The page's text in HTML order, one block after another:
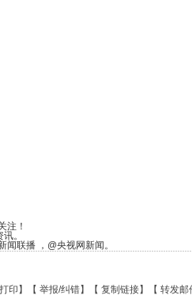
注！
。
联播 ，@央视网新闻。
打印 】【 举报/纠错】【 复制链接】【 转发邮